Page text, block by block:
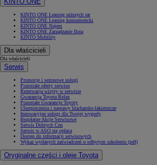
KINTO ONE Leasing niższych rat
KINTO ONE Leasing konsumencki
KINTO ONE Najem
KINTO ONE Zarządzanie flotą
KINTO Mobility
Dla właścicieli
Dla właścicieli
Serwis
Promocje i sezonowe usługi
Pozostałe oferty serwisu
Rezerwacja wizyty w serwisie
Gwarancja Toyota Relax
Pozostałe Gwarancje Toyoty
Ubezpieczenia i naprawy blacharsko-lakiernicze
Innowacyjne usługi dla Twojej wygody
Bezpłatne Akcje Serwisowe
Serwis Dobrych Cen
Serwis w ASO się opłaca
Dostęp do informacji serwisowych
Wykaz wydanych zaświadczeń o odbytym szkoleniu (pdf)
Oryginalne części i oleje Toyota